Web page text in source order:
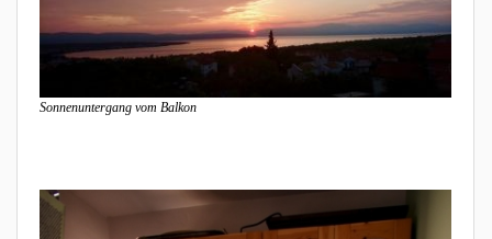
Sonnenuntergang vom Balkon